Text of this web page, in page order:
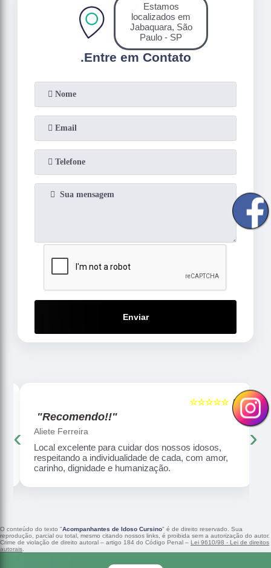
.Entre em Contato
Estamos
localizados em
Jabaquara, São
Paulo - SP
Enviar
5
☆☆☆☆☆
"Recomendo!!"
Aliete Ferreira
Local excelente para cuidar dos nossos idosos,
respeitando a individualidade de cada, com amor,
carinho, dignidade e humanização.
‹ ›
O conteúdo do texto "Acompanhantes de Idoso Cursino" é de direito reservado. Sua
reprodução, parcial ou total, mesmo citando nossos links, é proibida sem a autorização do autor.
Crime de violação de direito autoral – artigo 184 do Código Penal – Lei 9610/98 - Lei de direitos
autorais